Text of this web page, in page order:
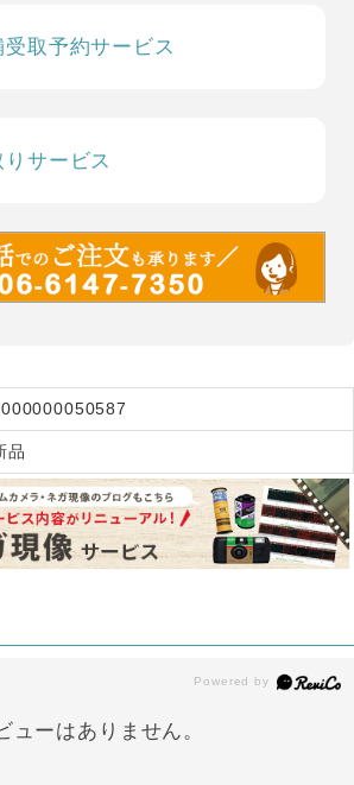
受取予約サービス
りサービス
品
ューはありません。